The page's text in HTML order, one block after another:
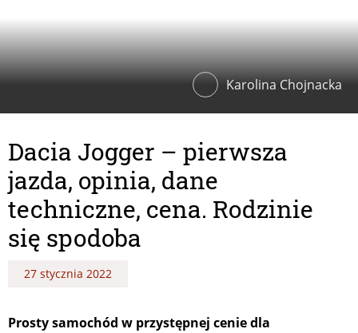
Karolina Chojnacka
Dacia Jogger – pierwsza
jazda, opinia, dane
techniczne, cena. Rodzinie
się spodoba
27 stycznia 2022
Prosty samochód w przystępnej cenie dla